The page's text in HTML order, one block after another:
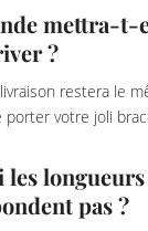
mettra-t-
?
restera le
porter votre joli
les
pas ?